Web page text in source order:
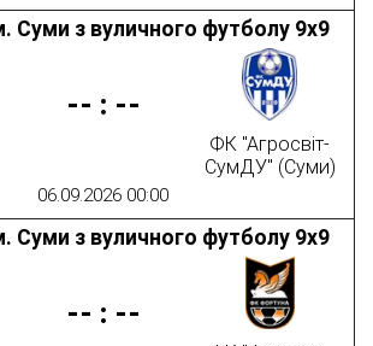
06.09.2026 00:00
Суми з вуличного футболу 9х9
-- : --
ФК "Агросвіт-
СумДУ" (Суми)
Суми з вуличного футболу 9х9
-- : --